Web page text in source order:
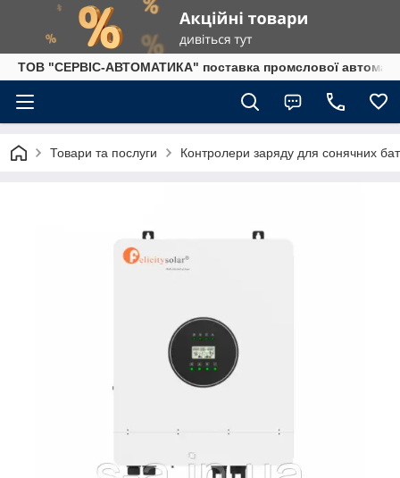
ТОВ "СЕРВІС-АВТОМАТИКА" поставка промслової
Товари та послуги Контролери заряду для сонячних